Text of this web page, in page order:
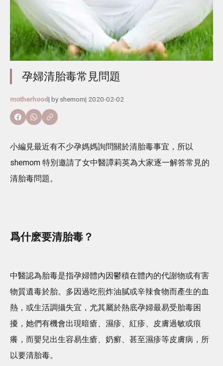
孕婦清胎毒常見問題
motherhood| by shemom| 2020-02-02
小編見最近有不少孕媽媽詢問關於清胎毒事宜，所以
shemom 特別邀請了女中醫譚莉英為大家逐一解答常見的
清胎毒問題。
爲什麽要清胎毒？
中醫認為胎毒是指孕婦體內因鬱積在體內的代謝物或有害
物質遺毒於胎。多因過吃煎炸油膩或辛辣食物而產生的血
熱，或生活調攝失宜，尤其屬於熱底孕婦最易受胎毒困
擾，她們有機會出現暗瘡、濕疹、紅疹、皮膚過敏或痕
癢，而嬰兒出生容易生瘡、奶癬、甚至濕疹等皮膚病，所
以要清胎毒。